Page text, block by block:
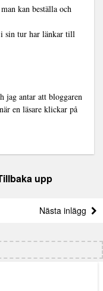
kan beställa och
sin tur har länkar till
jag antar att bloggaren
en läsare klickar på
upp
Nästa inlägg